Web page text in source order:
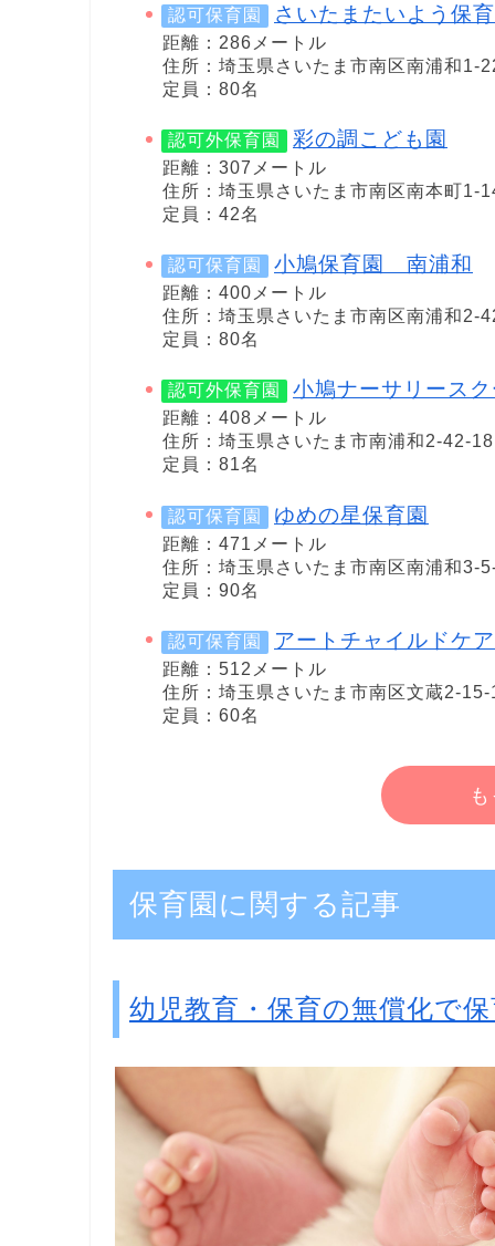
認可保育園 さいたまたいよう保
距離：286メートル
住所：埼玉県さいたま市南区南浦和1-
定員：80名
認可外保育園 彩の調こども園
距離：307メートル
住所：埼玉県さいたま市南区南本町1-
定員：42名
認可保育園 小鳩保育園 南浦和
距離：400メートル
住所：埼玉県さいたま市南区南浦和2-
定員：80名
認可外保育園 小鳩ナーサリース
距離：408メートル
住所：埼玉県さいたま市南浦和2-42-18
定員：81名
認可保育園 ゆめの星保育園
距離：471メートル
住所：埼玉県さいたま市南区南浦和3-
定員：90名
認可保育園 アートチャイルドケ
距離：512メートル
住所：埼玉県さいたま市南区文蔵2-15-
定員：60名
保育園に関する記事
幼児教育・保育の無償化で